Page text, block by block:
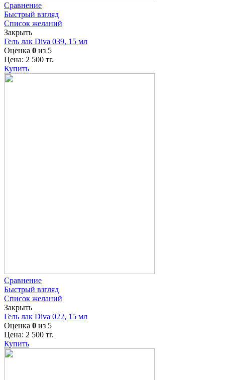
Сравнение
Быстрый взгляд
Список желаний
Закрыть
Гель лак Diva 039, 15 мл
Оценка 0 из 5
Цена: 2 500 тг.
Купить
Сравнение
Быстрый взгляд
Список желаний
Закрыть
Гель лак Diva 022, 15 мл
Оценка 0 из 5
Цена: 2 500 тг.
Купить